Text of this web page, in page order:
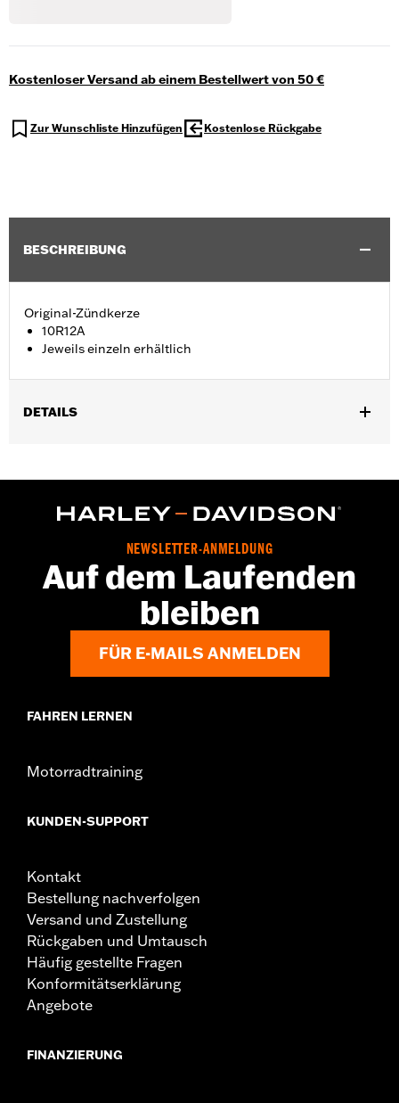
Kostenloser Versand ab einem Bestellwert von 50 €
Zur Wunschliste Hinzufügen Kostenlose Rückgabe
BESCHREIBUNG
Original-Zündkerze
10R12A
Jeweils einzeln erhältlich
DETAILS
GARANTIE:1 year limited warranty – Go to www.h-
NEWSLETTER-ANMELDUNG
Auf dem Laufenden
bleiben
FÜR E-MAILS ANMELDEN
FAHREN LERNEN
Motorradtraining
KUNDEN-SUPPORT
Kontakt
Bestellung nachverfolgen
Versand und Zustellung
Rückgaben und Umtausch
Häufig gestellte Fragen
Konformitätserklärung
Angebote
FINANZIERUNG